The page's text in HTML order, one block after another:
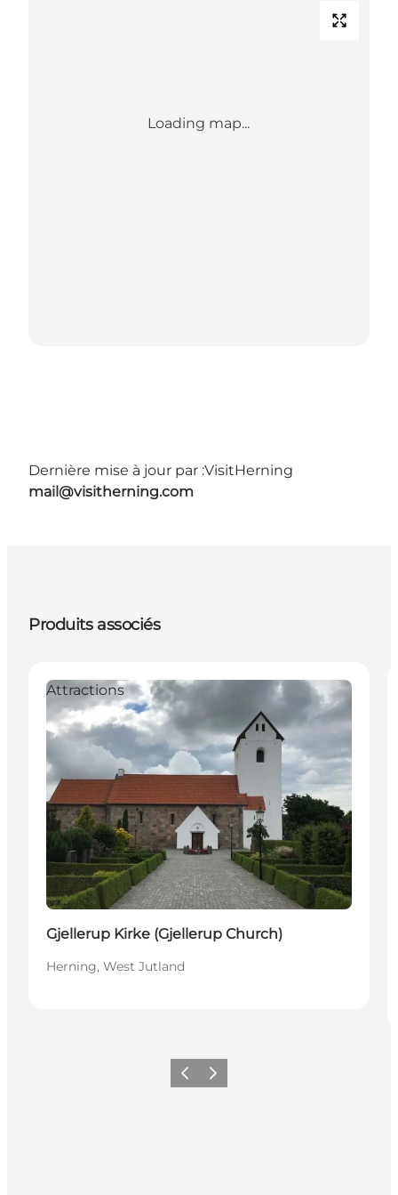
Loading map...
Dernière mise à jour par :VisitHerning
mail@visitherning.com
Produits associés
Attractions
Gjellerup Kirke (Gjellerup Church)
Herning, West Jutland
PrécédentSuivant